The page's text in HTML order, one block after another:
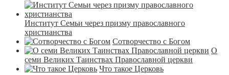
Институт Семьи через призму православного
христианства
Сотворчество с Богом
О
семи Великих Таинствах Православной церкви
Что такое Церковь